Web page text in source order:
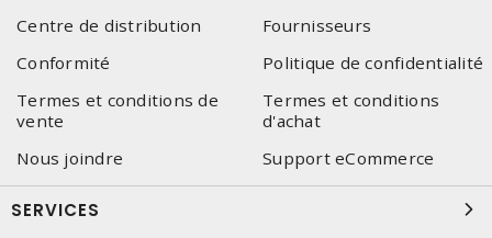
Centre de distribution
Fournisseurs
Conformité
Politique de confidentialité
Termes et conditions de
vente
Termes et conditions
d'achat
Nous joindre
Support eCommerce
SERVICES